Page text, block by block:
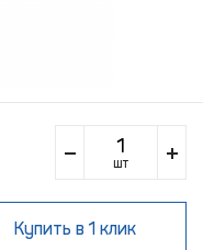
шт
Купить в 1 клик